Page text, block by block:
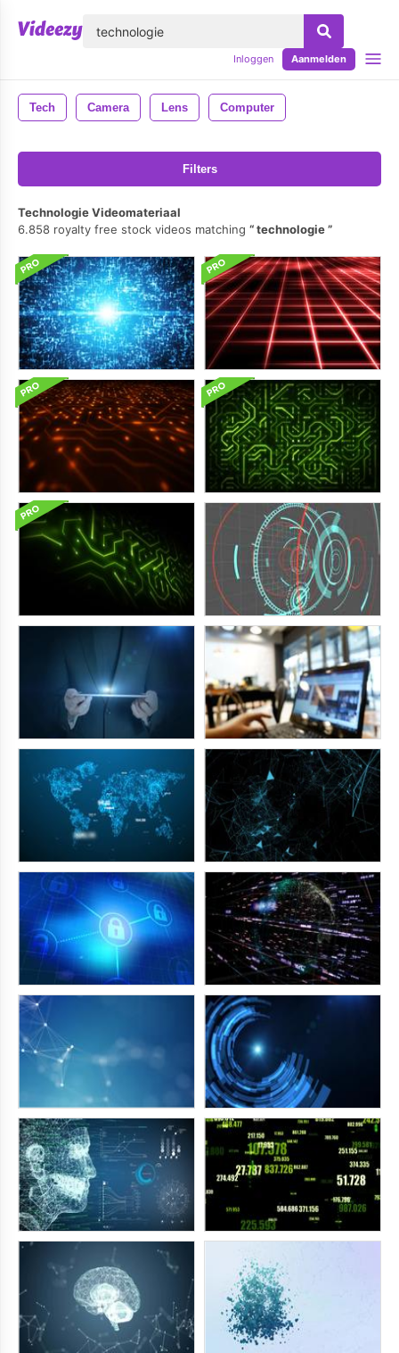
Inloggen Aanmelden
Tech Camera Lens Computer
Filters
Technologie Videomateriaal
6.858 royalty free stock videos matching
technologie